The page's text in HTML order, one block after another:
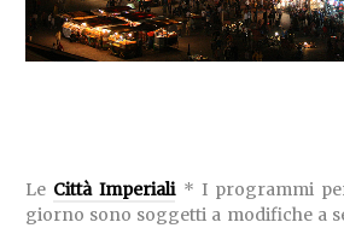
Le Città Imperiali* I programmi
giorno sono soggetti a modifiche a